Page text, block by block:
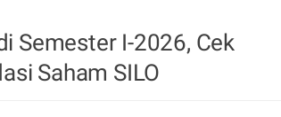
Semester I-2026, Cek
Saham SILO